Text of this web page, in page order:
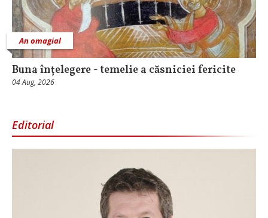
An omagial
Buna înțelegere - temelie a căsniciei fericite
04 Aug, 2026
Editorial